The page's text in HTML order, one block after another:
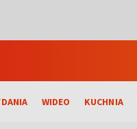
WIDEO KUCHNIA